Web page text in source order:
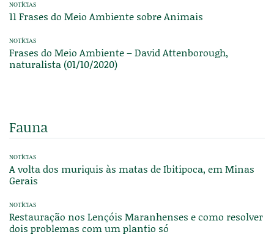
NOTÍCIAS
11 Frases do Meio Ambiente sobre Animais
NOTÍCIAS
Frases do Meio Ambiente – David Attenborough,
naturalista (01/10/2020)
Fauna
NOTÍCIAS
A volta dos muriquis às matas de Ibitipoca, em Minas
Gerais
NOTÍCIAS
Restauração nos Lençóis Maranhenses e como resolver
dois problemas com um plantio só